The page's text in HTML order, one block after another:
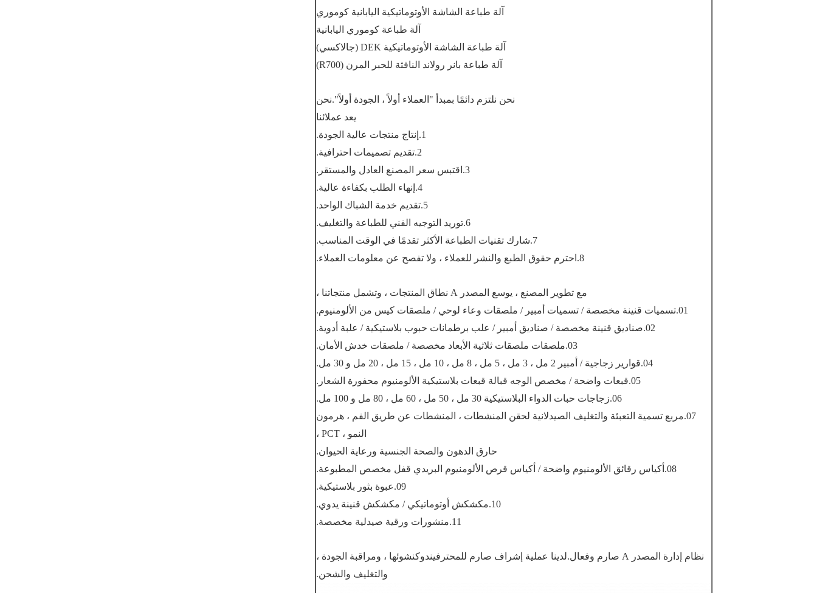
آلة طباعة الشاشة الأوتوماتيكية اليابانية كوموري
آلة طباعة كوموري اليابانية
آلة طباعة الشاشة الأوتوماتيكية DEK (جالاكسي)
آلة طباعة بانر رولاند النافثة للحبر المرن (R700)
نحن نلتزم دائمًا بمبدأ "العملاء أولاً ، الجودة أولاً".نحن
يعد عملائنا
1.إنتاج منتجات عالية الجودة.
2.تقديم تصميمات احترافية.
3.اقتبس سعر المصنع العادل والمستقر.
4.إنهاء الطلب بكفاءة عالية.
5.تقديم خدمة الشباك الواحد.
6.توريد التوجيه الفني للطباعة والتغليف.
7.شارك تقنيات الطباعة الأكثر تقدمًا في الوقت المناسب.
8.احترم حقوق الطبع والنشر للعملاء ، ولا تفصح عن معلومات العملاء.
مع تطوير المصنع ، يوسع المصدر A نطاق المنتجات ، وتشمل منتجاتنا ،
01.تسميات قنينة مخصصة / تسميات أمبير / ملصقات وعاء لوحي / ملصقات كيس من الألومنيوم.
02.صناديق قنينة مخصصة / صناديق أمبير / علب برطمانات حبوب بلاستيكية / علبة أدوية.
03.ملصقات ملصقات ثلاثية الأبعاد مخصصة / ملصقات خدش الأمان.
04.قوارير زجاجية / أمبير 2 مل ، 3 مل ، 5 مل ، 8 مل ، 10 مل ، 15 مل ، 20 مل و 30 مل.
05.قبعات واضحة / مخصص الوجه قبالة قبعات بلاستيكية الألومنيوم محفورة الشعار.
06.زجاجات حبات الدواء البلاستيكية 30 مل ، 50 مل ، 60 مل ، 80 مل و 100 مل.
07.مربع تسمية التعبئة والتغليف الصيدلانية لحقن المنشطات ، المنشطات عن طريق الفم ، هرمون
النمو ، PCT ،
حارق الدهون والصحة الجنسية ورعاية الحيوان.
08.أكياس رقائق الألومنيوم واضحة / أكياس قرص الألومنيوم البريدي قفل مخصص المطبوعة.
09.عبوة بثور بلاستيكية.
10.مكشكش أوتوماتيكي / مكشكش قنينة يدوي.
11.منشورات ورقية صيدلية مخصصة.
نظام إدارة المصدر A صارم وفعال.لدينا عملية إشراف صارم للمحترفين دوكنشوئها ، ومراقبة الجودة ،
والتغليف والشحن.